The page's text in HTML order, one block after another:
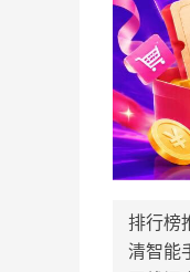
排行榜
清智能